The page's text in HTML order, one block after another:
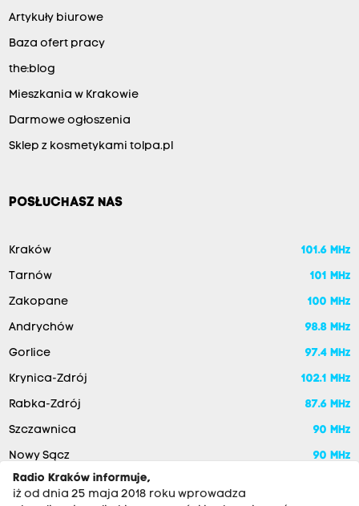
Artykuły biurowe
Baza ofert pracy
the:blog
Mieszkania w Krakowie
Darmowe ogłoszenia
Sklep z kosmetykami tolpa.pl
POSŁUCHASZ NAS
Kraków 101.6 MHz
Tarnów 101 MHz
Zakopane 100 MHz
Andrychów 98.8 MHz
Gorlice 97.4 MHz
Krynica-Zdrój 102.1 MHz
Rabka-Zdrój 87.6 MHz
Szczawnica 90 MHz
Nowy Sącz
90 MHz
Radio Kraków informuje,
iż od dnia 25 maja 2018 roku wprowadza